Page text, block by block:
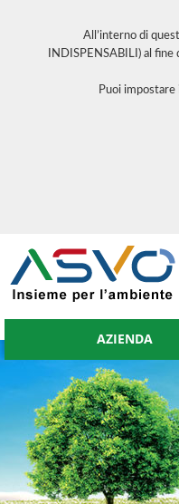
All’interno di
INDISPENSABILI) al
Puoi
AZIENDA